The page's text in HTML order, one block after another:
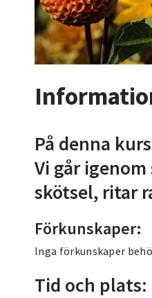
På denna
Vi går
skötsel, ritar
Förkunskaper:
Inga förkunskaper
Tid och plats: